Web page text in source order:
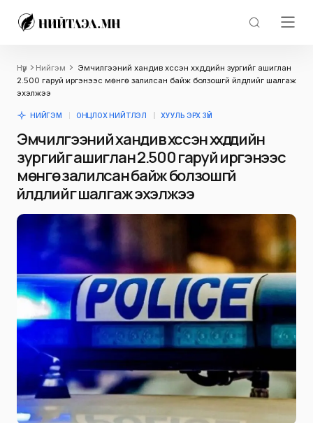
Нүүр Нийгэм
Эмчилгээний хандив хүссэн хүүхдүүдийн зургийг ашиглан
2.500 гаруй иргэнээс мөнгө залилсан байж болзошгүй үйлдлийг шалгаж
эхэлжээ
НИЙГЭМ ОНЦЛОХ НИЙТЛЭЛ ХУУЛЬ ЭРХ ЗҮЙ
Эмчилгээний хандив хүссэн хүүхдүүдийн
зургийг ашиглан 2.500 гаруй иргэнээс
мөнгө залилсан байж болзошгүй
үйлдлийг шалгаж эхэлжээ